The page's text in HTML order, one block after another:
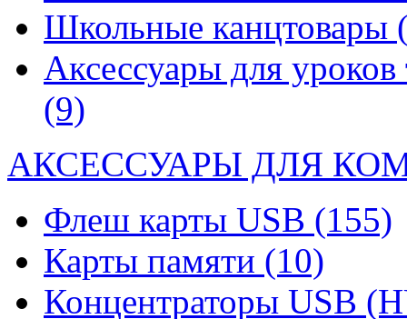
Школьные канцтовары
Аксессуары для уроков
(9)
АКСЕССУАРЫ ДЛЯ
Флеш карты USB (155)
Карты памяти (10)
Концентраторы USB